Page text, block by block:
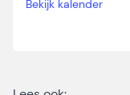
Bekijk kalender